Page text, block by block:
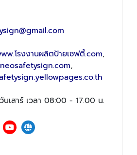
โรงงานผลิตป้ายเซฟตี้.com,
,
เสาร์ เวลา 08:00 - 17.00 น.